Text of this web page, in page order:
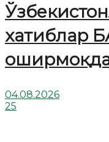
хатиблар
04.08.2026
25